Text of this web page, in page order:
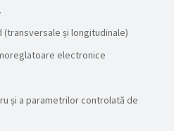
(transversale și longitudinale)
electronice
și a parametrilor controlată de